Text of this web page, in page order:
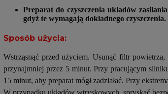
Preparat do czyszczenia układów
gdyż te wymagają dokładnego czyszczenia.
Sposób użycia:
Wstrząsnąć przed użyciem. Usunąć filtr
przynajmniej przez 5 minut. Przy pracującym
15 minut, aby preparat mógł zadziałać. Przy
W przypadku układów wtryskowych, spryskać